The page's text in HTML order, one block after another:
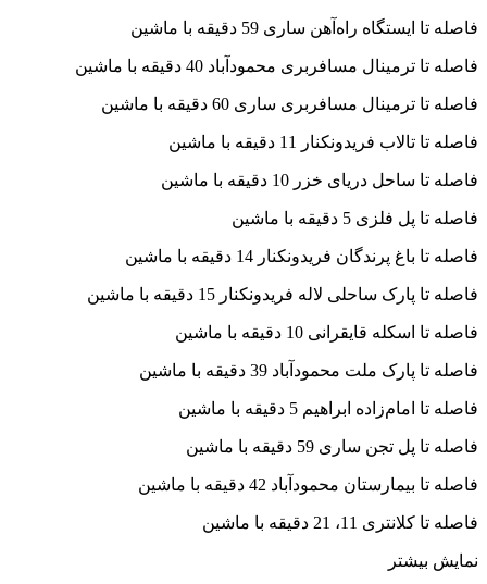
فاصله تا ایستگاه راه‌آهن ساری 59 دقیقه با ماشین
فاصله تا ترمینال مسافربری محمودآباد 40 دقیقه با ماشین
فاصله تا ترمینال مسافربری ساری 60 دقیقه با ماشین
فاصله تا تالاب فریدونکنار 11 دقیقه با ماشین
فاصله تا ساحل دریای خزر 10 دقیقه با ماشین
فاصله تا پل فلزی 5 دقیقه با ماشین
فاصله تا باغ پرندگان فریدونکنار 14 دقیقه با ماشین
فاصله تا پارک ساحلی لاله فریدونکنار 15 دقیقه با ماشین
فاصله تا اسکله قایقرانی 10 دقیقه با ماشین
فاصله تا پارک ملت محمودآباد 39 دقیقه با ماشین
فاصله تا امام‌زاده ابراهیم 5 دقیقه با ماشین
فاصله تا پل تجن ساری 59 دقیقه با ماشین
فاصله تا بیمارستان محمودآباد 42 دقیقه با ماشین
فاصله تا کلانتری 11، 21 دقیقه با ماشین
نمایش بیشتر